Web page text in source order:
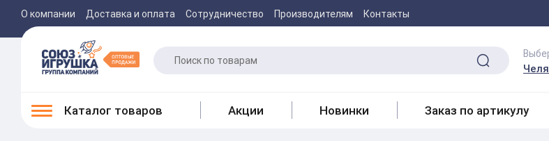
О компании Доставка и оплата Сотрудничество Производителям Контакты
Каталог товаров Акции Новинки Заказ по артикулу